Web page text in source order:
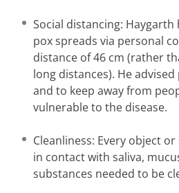
Social distancing:
pox spreads via personal
distance of 46 cm (rather
long distances). He
and to keep away from
vulnerable to the disease.
Cleanliness: Every object
in contact with saliva,
substances needed to be